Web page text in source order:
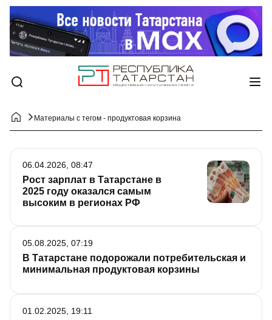
Материалы с тегом - продуктовая корзина
Рост зарплат в Татарстане в
2025 году оказался самым
высоким в регионах РФ
06.04.2026, 08:47
В Татарстане подорожали потребительская и
минимальная продуктовая корзины
05.08.2025, 07:19
01.02.2025, 19:11